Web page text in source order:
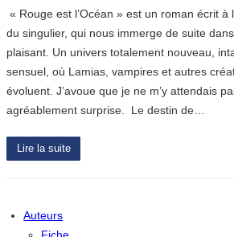
« Rouge est l’Océan » est un roman écrit
du singulier, qui nous immerge de suite
plaisant. Un univers totalement nouveau,
sensuel, où Lamias, vampires et autres
évoluent. J’avoue que je ne m’y attendais
agréablement surprise. Le destin de…
Lire la suite
Auteurs